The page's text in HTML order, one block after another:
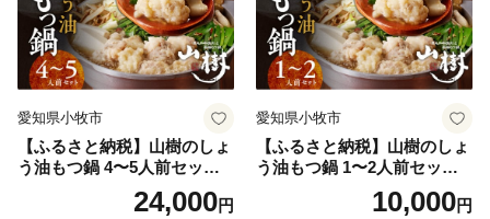
愛知県小牧市
【ふるさと納税】山樹のしょ
う油もつ鍋 4〜5人前セット
山樹 国産 牛もつ ホルモン モ
ツ オンライン飲み会 ホーム
24,000円
愛知県小牧市
【ふるさと納税】山樹のしょ
う油もつ鍋 1〜2人前セット
山樹 国産 牛もつ ホルモン モ
ツ オンライン飲み会 ホーム
10,000円